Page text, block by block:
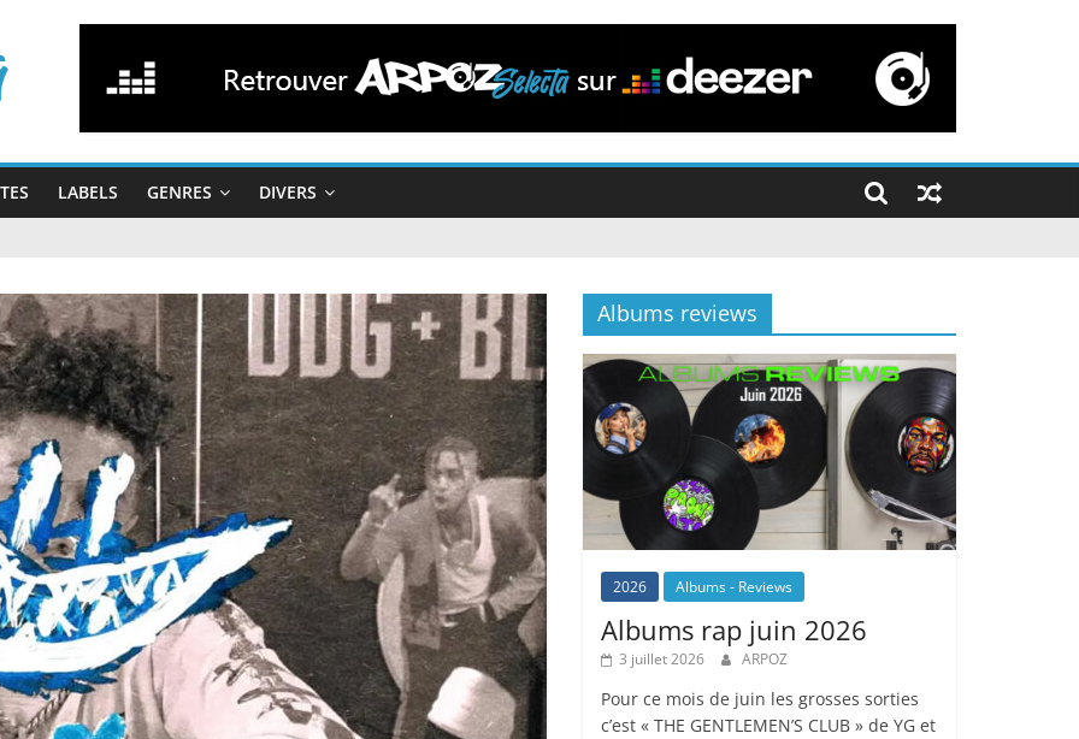
LABELS GENRES DIVERS
Albums reviews
2026 Albums - Reviews
Albums rap juin 2026
3 juillet 2026 ARPOZ
Pour ce mois de juin les grosses sorties
c’est « THE GENTLEMEN’S CLUB » de YG et